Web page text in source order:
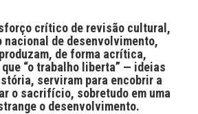
crítico de revisão cultural,
nacional de desenvolvimento,
de forma acrítica,
que “o trabalho liberta” — ideias
serviram para encobrir a
o sacrifício, sobretudo em uma
o desenvolvimento.